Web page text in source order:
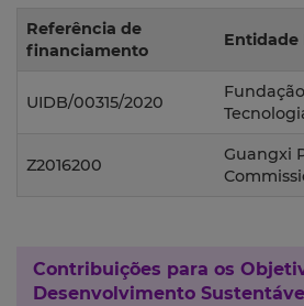
Referência de
financiamento
Entidade
UIDB/00315/2020
Z2016200
Guangxi
Contribuições para os
Desenvolvimento